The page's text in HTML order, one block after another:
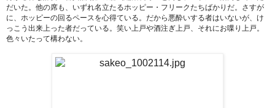
だいた。他の席も、いずれ名立たるホッピー・フリークたちばかりだ。さすが
に、ホッピーの回るペースを心得ている。だから悪酔いする者はいないが、け
っこう出来上った者だっている。笑い上戸や酒注ぎ上戸、それにお喋り上戸。
色々いたって構わない。